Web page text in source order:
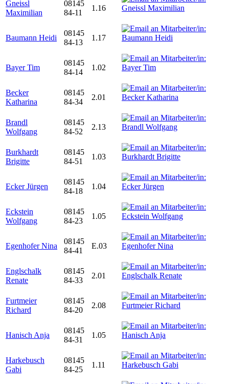
Gneissl
Maximilian
08145
84-11
1.16
Baumann Heidi
08145
84-13
1.17
Bayer Tim
08145
84-14
1.02
Becker
Katharina
08145
84-34
2.01
Brandl
Wolfgang
08145
84-52
2.13
Burkhardt
Brigitte
08145
84-51
1.03
Ecker Jürgen
08145
84-18
1.04
Eckstein
Wolfgang
08145
84-23
1.05
Egenhofer Nina
08145
84-41
E.03
Englschalk
Renate
08145
84-33
2.01
Furtmeier
Richard
08145
84-20
2.08
Hanisch Anja
08145
84-31
1.05
Harkebusch
Gabi
08145
84-25
1.11